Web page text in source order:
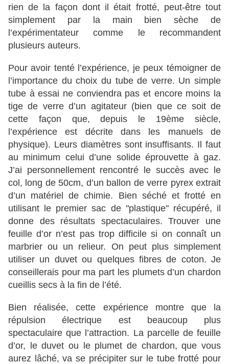
rien de la façon dont il était frotté, peut-être tout
simplement par la main bien sèche de
l’expérimentateur comme le recommandent
plusieurs auteurs.
Pour avoir tenté l’expérience, je peux témoigner de
l’importance du choix du tube de verre. Un simple
tube à essai ne conviendra pas et encore moins la
tige de verre d’un agitateur (bien que ce soit de
cette façon que, depuis le 19ème siècle,
l’expérience est décrite dans les manuels de
physique). Leurs diamètres sont insuffisants. Il faut
au minimum celui d’une solide éprouvette à gaz.
J’ai personnellement rencontré le succès avec le
col, long de 50cm, d’un ballon de verre pyrex extrait
d’un matériel de chimie. Bien séché et frotté en
utilisant le premier sac de "plastique" récupéré, il
donne des résultats spectaculaires. Trouver une
feuille d’or n’est pas trop difficile si on connaît un
marbrier ou un relieur. On peut plus simplement
utiliser un duvet ou quelques fibres de coton. Je
conseillerais pour ma part les plumets d’un chardon
cueillis secs à la fin de l’été.
Bien réalisée, cette expérience montre que la
répulsion électrique est beaucoup plus
spectaculaire que l’attraction. La parcelle de feuille
d’or, le duvet ou le plumet de chardon, que vous
aurez lâché, va se précipiter sur le tube frotté pour